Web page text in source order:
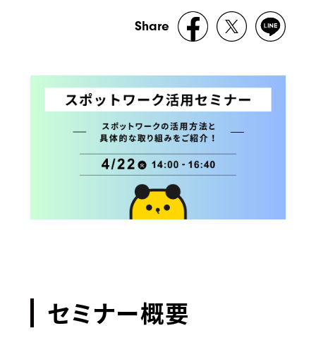
Share
セミナー概要